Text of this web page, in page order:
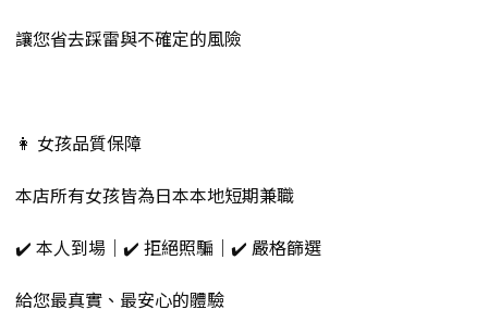
讓您省去踩雷與不確定的風險
👩 女孩品質保障
本店所有女孩皆為日本本地短期兼職
✔️ 本人到場｜✔️ 拒絕照騙｜✔️ 嚴格篩選
給您最真實、最安心的體驗